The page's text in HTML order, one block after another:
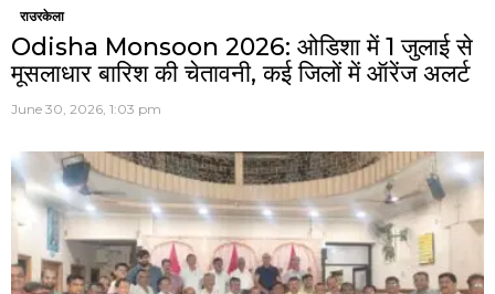
राउरकेला
Odisha Monsoon 2026: ओडिशा में 1 जुलाई से
मूसलाधार बारिश की चेतावनी, कई जिलों में ऑरेंज अलर्ट
June 30, 2026, 1:03 pm